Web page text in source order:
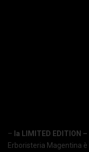
– la LIMITED EDITION
Erboristeria Magentina